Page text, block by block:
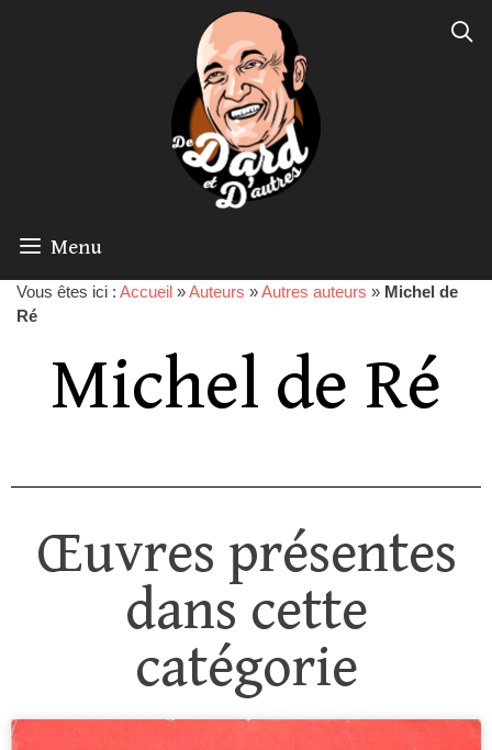
Menu
Vous êtes ici : Accueil »Auteurs »Autres auteurs » Michel de
Ré
Michel de Ré
Œuvres présentes
dans cette
catégorie